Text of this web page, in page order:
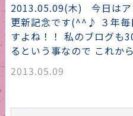
2013.05.09(木) 今日はア
更新記念です(^^♪ ３年毎
すよね！！ 私のブログも
るという事なので これか
2013.05.09